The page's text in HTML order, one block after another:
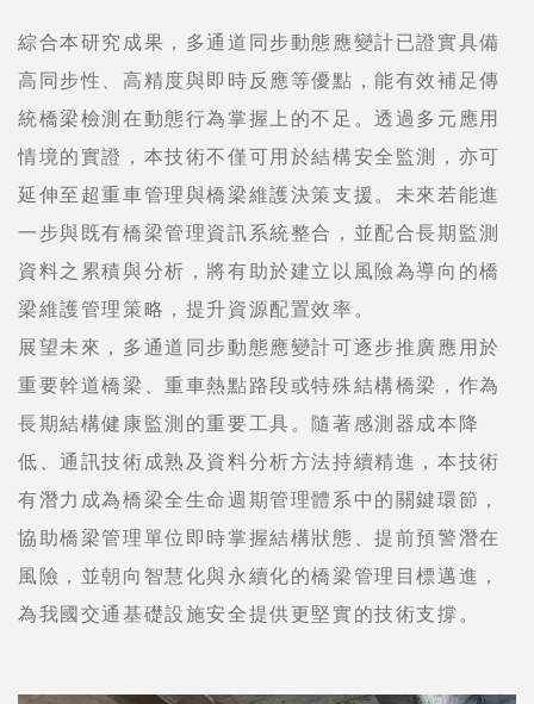
綜合本研究成果，多通道同步動態應變計已證實具備
高同步性、高精度與即時反應等優點，能有效補足傳
統橋梁檢測在動態行為掌握上的不足。透過多元應用
情境的實證，本技術不僅可用於結構安全監測，亦可
延伸至超重車管理與橋梁維護決策支援。未來若能進
一步與既有橋梁管理資訊系統整合，並配合長期監測
資料之累積與分析，將有助於建立以風險為導向的橋
梁維護管理策略，提升資源配置效率。
展望未來，多通道同步動態應變計可逐步推廣應用於
重要幹道橋梁、重車熱點路段或特殊結構橋梁，作為
長期結構健康監測的重要工具。隨著感測器成本降
低、通訊技術成熟及資料分析方法持續精進，本技術
有潛力成為橋梁全生命週期管理體系中的關鍵環節，
協助橋梁管理單位即時掌握結構狀態、提前預警潛在
風險，並朝向智慧化與永續化的橋梁管理目標邁進，
為我國交通基礎設施安全提供更堅實的技術支撐。